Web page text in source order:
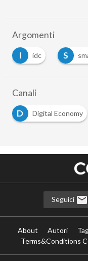
Argomenti
I
idc S
Canali
D
Digital Economy
Seguici
About Autori
Terms&Conditions